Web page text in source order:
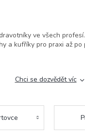
ve všech
a kufříky pro praxi až
Chci se dozvědět víc